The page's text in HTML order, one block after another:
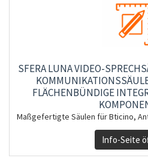
SFERA LUNA VIDEO-
OMMUNIKATIONSSÄULE
LÄCHENBÜNDIGE
Maßgefertigte Säulen für Bticino,
Info-Seite